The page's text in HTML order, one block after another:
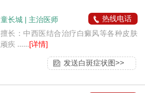
童长城 | 主治医师
热线电话
擅长：中西医结合治疗白癜风等各种皮肤
顽疾 ......[详情]
发送白斑症状图>>